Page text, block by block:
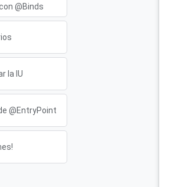
@Binds
la IU
@EntryPoint